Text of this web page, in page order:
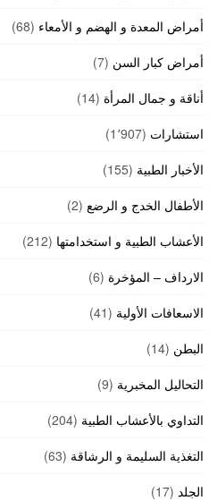
أمراض المعدة و الهضم و الأمعاء (68)
أمراض كبار السن (7)
أناقة و جمال المرأة (14)
استشارات (1٬907)
الأخبار الطبية (155)
الأطفال الخدج و الرضع (2)
الأعشاب الطبية و استخدامتها (212)
الارداف – المؤخرة (6)
الاسعافات الأولية (41)
البطن (14)
التحاليل المخبرية (9)
التداوي بالأعشاب الطبية (204)
التغذية السليمة و الرشاقة (63)
الجلد (17)